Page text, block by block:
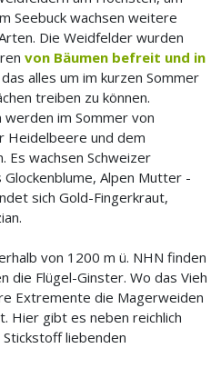
Seebuck wachsen weitere
Die Weidfelder wurden
von Bäumen befreit und in
das alles um im kurzen Sommer
treiben zu können.
im Sommer von
Heidelbeere und dem
Es wachsen Schweizer
Glockenblume, Alpen Mutter -
sich Gold-Fingerkraut,
von 1200 m ü. NHN finden
die Flügel-Ginster. Wo das Vieh
Extremente die Magerweiden
Hier gibt es neben reichlich
liebenden